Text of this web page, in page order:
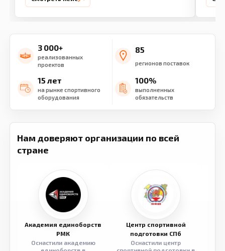
3 000+
реализованных
проектов
85
регионов поставок
15 лет
на рынке спортивного
оборудования
100%
выполненных
обязательств
Нам доверяют организации по всей
стране
Академия единоборств
РМК
Оснастили академию
Центр спортивной
подготовки СПб
Оснастили центр